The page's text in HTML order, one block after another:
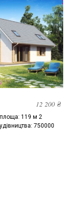
12 200 ₴
119 м 2
750000